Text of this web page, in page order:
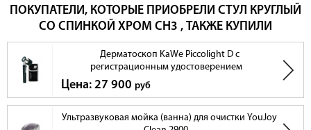
ПОКУПАТЕЛИ, КОТОРЫЕ ПРИОБРЕЛИ СТУЛ КРУГЛЫЙ
СО СПИНКОЙ ХРОМ CH3 , ТАКЖЕ КУПИЛИ
Дерматоскоп KaWe Piccolight D с
регистрационным удостоверением
Цена: 27 900 руб
Ультразвуковая мойка (ванна) для очистки YouJoy